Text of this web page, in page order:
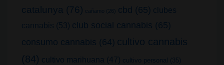
catalunya (76) cañamo (26) cbd (65) clubes
cannabis (53) club social cannabis (65)
consumo cannabis (64) cultivo cannabis
(84) cultivo marihuana (47) cultivo personal (35)